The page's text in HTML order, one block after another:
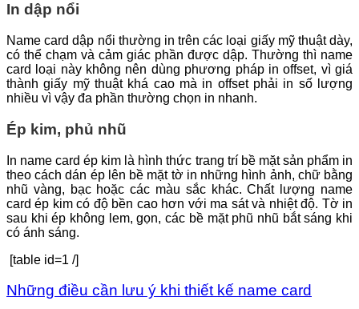
In dập nổi
Name card dập nổi thường in trên các loại giấy mỹ thuật dày,
có thể chạm và cảm giác phần được dập. Thường thì name
card loại này không nên dùng phương pháp in offset, vì giá
thành giấy mỹ thuật khá cao mà in offset phải in số lượng
nhiều vì vậy đa phần thường chọn in nhanh.
Ép kim, phủ nhũ
In name card ép kim là hình thức trang trí bề mặt sản phẩm in
theo cách dán ép lên bề mặt tờ in những hình ảnh, chữ bằng
nhũ vàng, bạc hoặc các màu sắc khác. Chất lượng name
card ép kim có độ bền cao hơn với ma sát và nhiệt độ. Tờ in
sau khi ép không lem, gọn, các bề mặt phũ nhũ bắt sáng khi
có ánh sáng.
[table id=1 /]
Những điều cần lưu ý khi thiết kế name card